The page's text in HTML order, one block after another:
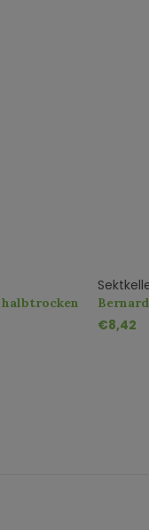
halbtrocken
€8,42